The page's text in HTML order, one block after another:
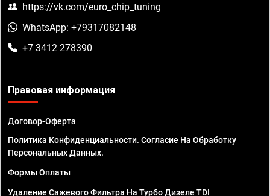
https://vk.com/euro_chip_tuning
WhatsApp: +79317082148
+7 3412 278390
Правовая информация
Договор-Оферта
Политика Конфиденциальности. Согласие На Обработку
Персональных Данных.
Формы Оплаты
Удаление Сажевого Фильтра На Турбо Дизеле TDI